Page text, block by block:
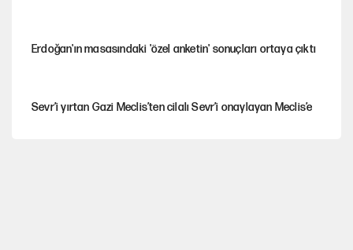
Erdoğan'ın masasındaki 'özel anketin' sonuçları ortaya çıktı
Sevr’i yırtan Gazi Meclis’ten cilalı Sevr’i onaylayan Meclis’e